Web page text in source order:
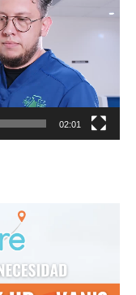
02:01